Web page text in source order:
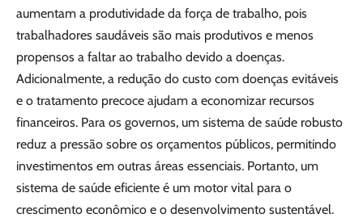
aumentam a produtividade da força de trabalho, pois
trabalhadores saudáveis são mais produtivos e menos
propensos a faltar ao trabalho devido a doenças.
Adicionalmente, a redução do custo com doenças evitáveis
e o tratamento precoce ajudam a economizar recursos
financeiros. Para os governos, um sistema de saúde robusto
reduz a pressão sobre os orçamentos públicos, permitindo
investimentos em outras áreas essenciais. Portanto, um
sistema de saúde eficiente é um motor vital para o
crescimento econômico e o desenvolvimento sustentável.